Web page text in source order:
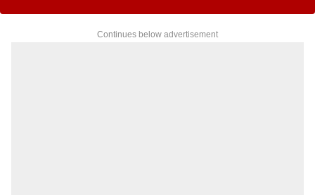
Continues below advertisement